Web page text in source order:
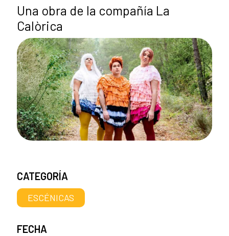
Una obra de la compañía La
Calòrica
CATEGORÍA
ESCÉNICAS
FECHA